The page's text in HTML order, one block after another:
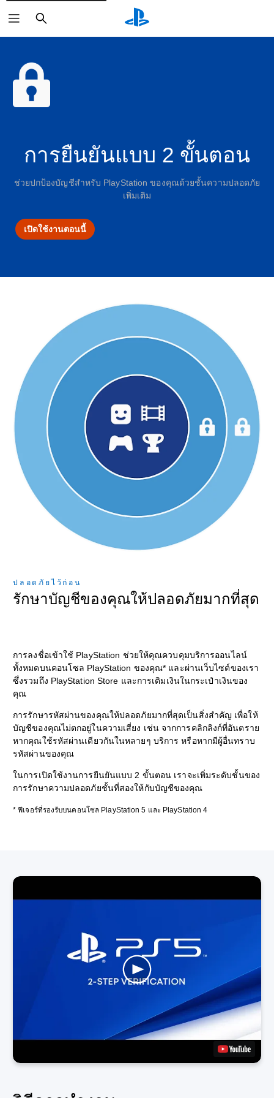
การยืนยันแบบ 2 ขั้นตอน
ช่วยปกป้องบัญชีสำหรับ PlayStation ของคุณด้วยชั้นความปลอดภัย
เพิ่มเติม
เปิดใช้งานตอนนี้
ปลอดภัยไว้ก่อน
รักษาบัญชีของคุณให้ปลอดภัยมากที่สุด
การลงชื่อเข้าใช้ PlayStation ช่วยให้คุณควบคุมบริการออนไลน์
ทั้งหมดบนคอนโซล PlayStation ของคุณ* และผ่านเว็บไซต์ของเรา
ซึ่งรวมถึง PlayStation Store และการเติมเงินในกระเป๋าเงินของ
คุณ
การรักษารหัสผ่านของคุณให้ปลอดภัยมากที่สุดเป็นสิ่งสำคัญ เพื่อให้
บัญชีของคุณไม่ตกอยู่ในความเสี่ยง เช่น จากการคลิกลิงก์ที่อันตราย
หากคุณใช้รหัสผ่านเดียวกันในหลายๆ บริการ หรือหากมีผู้อื่นทราบ
รหัสผ่านของคุณ
ในการเปิดใช้งานการยืนยันแบบ 2 ขั้นตอน เราจะเพิ่มระดับชั้นของ
การรักษาความปลอดภัยชั้นที่สองให้กับบัญชีของคุณ
* ฟีเจอร์ที่รองรับบนคอนโซล PlayStation 5 และ PlayStation 4